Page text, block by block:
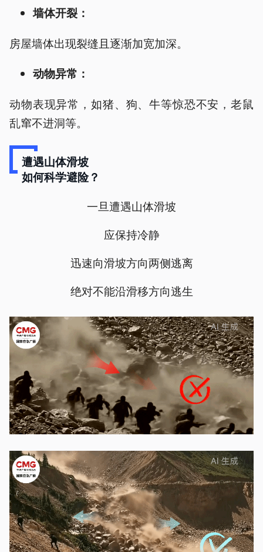
墙体开裂：
房屋墙体出现裂缝且逐渐加宽加深。
动物异常：
动物表现异常，如猪、狗、牛等惊恐不安，老鼠
乱窜不进洞等。
遭遇山体滑坡
如何科学避险？
一旦遭遇山体滑坡
应保持冷静
迅速向滑坡方向两侧逃离
绝对不能沿滑移方向逃生